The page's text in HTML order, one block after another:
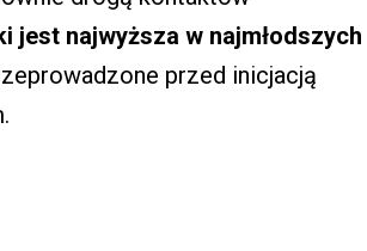
jest najwyższa w najmłodszych
przed inicjacją